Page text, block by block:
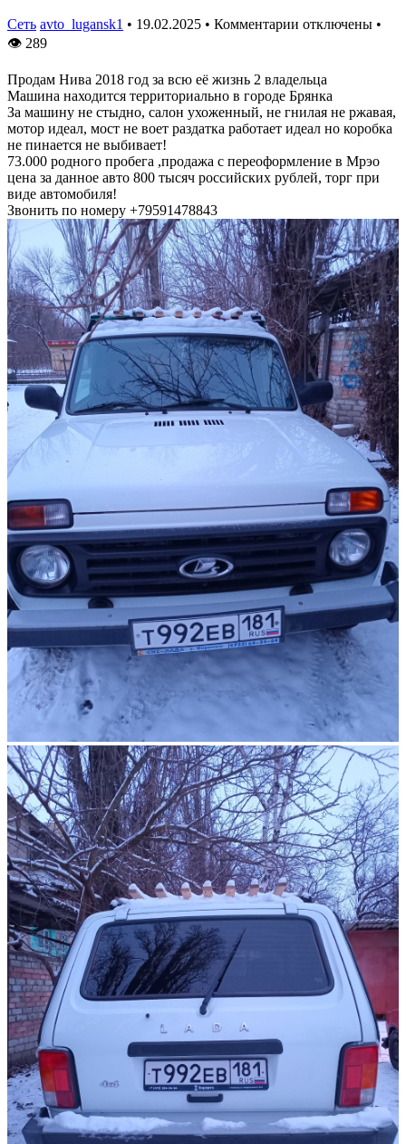
Сеть avto_lugansk1 • 19.02.2025 • Комментарии отключены •
👁 289
Продам Нива 2018 год за всю её жизнь 2 владельца
Машина находится территориально в городе Брянка
За машину не стыдно, салон ухоженный, не гнилая не ржавая,
мотор идеал, мост не воет раздатка работает идеал но коробка
не пинается не выбивает!
73.000 родного пробега ,продажа с переоформление в Мрэо
цена за данное авто 800 тысяч российских рублей, торг при
виде автомобиля!
Звонить по номеру +79591478843